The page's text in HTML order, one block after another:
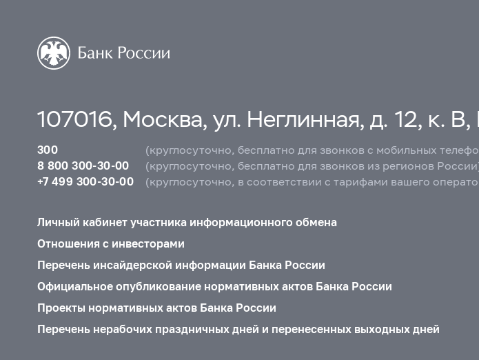
107016, Москва, ул. Неглинная, д. 12, к.
300
(круглосуточно, бесплатно для звонков с мобильных
8 800 300-30-00
(круглосуточно, бесплатно для звонков из регионов
+7 499 300-30-00
(круглосуточно, в соответствии с тарифами вашего
Личный кабинет участника информационного обмена
Отношения с инвесторами
Перечень инсайдерской информации Банка России
Официальное опубликование нормативных актов Банка России
Проекты нормативных актов Банка России
Перечень нерабочих праздничных дней и перенесенных выходных дней